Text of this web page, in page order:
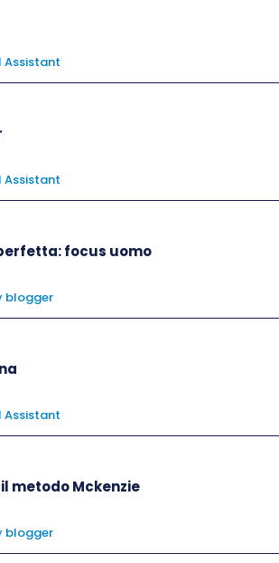
chi ha le scarpe da ginnastica e deve
po’ in difficoltà. Ad esempio, se i bimbi
per attraversare, l’unico modo è bagnarsi
un paio di scarpe da trekking che
farle diventare.
dal terreno per lanciarle, facendole
penultima tappa ti aspetta una
in legno con quattro posti a
la lascia andare giù, in discesa,
alla fine del percorso. Un piccolo
qui troverai sedie e chaise
giochi e tante emozioni.
Assistant
Assistant
focus uomo
blogger
Assistant
metodo Mckenzie
blogger